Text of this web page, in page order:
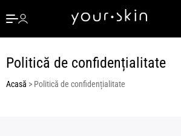
Politică de confidențialitate
Acasă > Politică de confidențialitate